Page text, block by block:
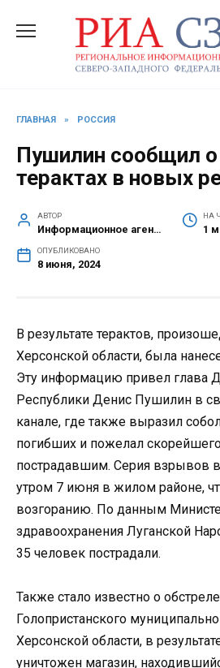
содержанию
ГЛАВНАЯ » РОССИЯ
Пушилин сообщил о
терактах в новых
АВТОР
Информационное агентство СЗФО
НА
1
ОПУБЛИКОВАНО
8 июня, 2024
В результате терактов,
Херсонской области, была
Эту информацию привел глава
Республики Денис Пушилин в
канале, где также выразил
погибших и пожелал
пострадавшим. Серия взрывов в
утром 7 июня в жилом районе,
возгоранию. По данным
здравоохранения Луганской
35 человек пострадали.
Также стало известно о
Голопристанского
Херсонской области, в
уничтожен магазин,